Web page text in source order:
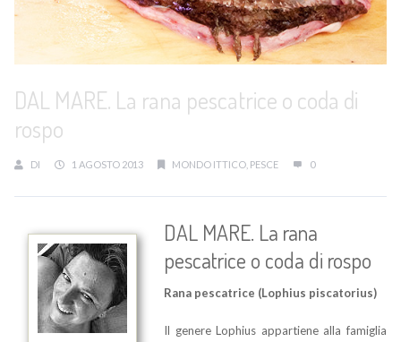
DAL MARE. La rana pescatrice o coda di
rospo
DI 1 AGOSTO 2013 MONDO ITTICO PESCE 0
DAL MARE. La rana
pescatrice o coda di rospo
Rana pescatrice (Lophius piscatorius)
Il genere Lophius appartiene alla famiglia